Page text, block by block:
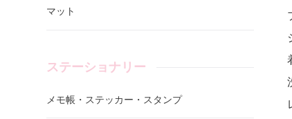
マット
ステーショナリー
メモ帳・ステッカー・スタンプ